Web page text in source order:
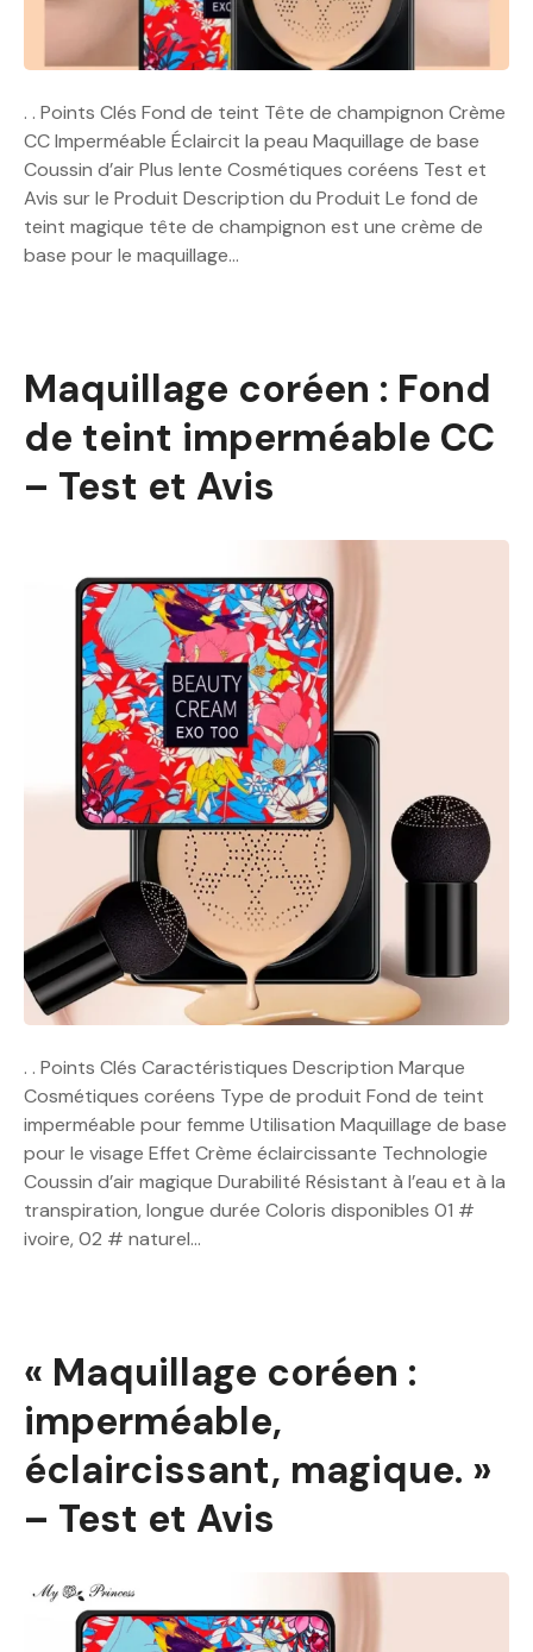
. . Points Clés Fond de teint Tête de champignon Crème
CC Imperméable Éclaircit la peau Maquillage de base
Coussin d’air Plus lente Cosmétiques coréens Test et
Avis sur le Produit Description du Produit Le fond de
teint magique tête de champignon est une crème de
base pour le maquillage…
Maquillage coréen : Fond
de teint imperméable CC
– Test et Avis
. . Points Clés Caractéristiques Description Marque
Cosmétiques coréens Type de produit Fond de teint
imperméable pour femme Utilisation Maquillage de base
pour le visage Effet Crème éclaircissante Technologie
Coussin d’air magique Durabilité Résistant à l’eau et à la
transpiration, longue durée Coloris disponibles 01 #
ivoire, 02 # naturel…
« Maquillage coréen :
imperméable,
éclaircissant, magique. »
– Test et Avis